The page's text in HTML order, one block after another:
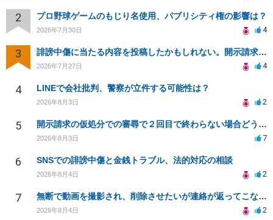
2 プロ野球ゲームのもじり名使用、パブリシティ権の影響は？
2026年7月30日 4
3 誹謗中傷に当たる内容を投稿したかもしれない。開示請求や民事刑事裁判に発展しうるのか教えて欲しい。
2026年7月27日 4
4 LINEで会社批判、警察が立件する可能性は？
2026年8月3日 2
5 開示請求の仮処分での審尋で２回目で終わらない場合どうしたらいいですか
2026年8月3日 7
6 SNSでの誹謗中傷と金銭トラブル、法的対応の相談
2026年8月4日 2
7 無断で動画を撮影され、削除させたいが連絡が返ってこない。
2026年8月4日 2